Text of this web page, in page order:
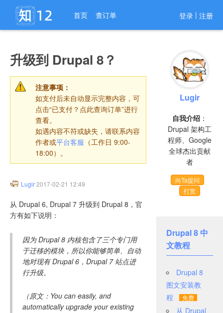
首页
查订单 登录 | 注册
升级到 Drupal 8？
注意事项：
如支付后未自动显示完整内容，可
点击“已支付？点此查询订单”进行
查看。
如遇内容不符或缺失，请联系内容
作者或平台客服 （工作日 9:00-
18:00）。
Lugir2017-02-21 12:49
从 Drupal 6, Drupal 7 升级到 Drupal 8，官
方有如下说明：
因为 Drupal 8 内核包含了三个专门用
于迁移的模块，所以你能够简单、自动
地对现有 Drupal 6，Drupal 7 站点进
行升级。
（原文：You can easily, and
automatically upgrade your existing
Lugir
自我介绍：
Drupal 架构工
程师、Google
全球杰出贡献
者
向Ta提问
打赏
Drupal 8 中
文教程
Drupal 8
图文安装教
程
从 Drupal